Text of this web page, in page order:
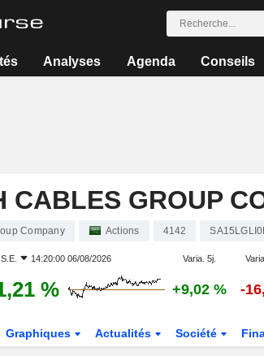
Analyses Agenda Conseils
CABLES GROUP
Company Actions 4142
14:20:00 06/08/2026 Varia. 5j.
% +9,02 % -
Graphiques Actualités Société